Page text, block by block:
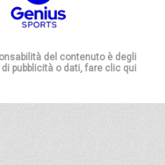
del contenuto è degli
pubblicità o dati, fare clic qui